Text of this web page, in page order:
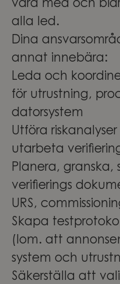
vara med och
alla led.
Dina
annat innebära:
Leda och
för utrustning,
datorsystem
Utföra
utarbeta
Planera,
verifierings
URS,
Skapa
(Iom. att
system och
Säkerställa att